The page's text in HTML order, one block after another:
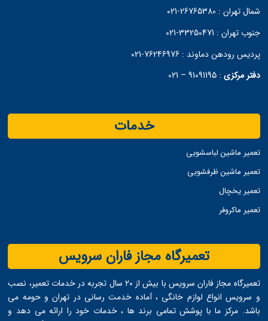
شمال تهران :
جنوب تهران : 33250471-021
پردیس رودهن دماوند :76246976-021
دفتر مرکزی :
91091195 – 021
خدمات
تعمیر ماشین لباسشویی
تعمیر ماشین ظرفشویی
تعمیر یخچال
تعمیر ماکروفر
تعمیرگاه مجاز فاران سرویس
تعمیرگاه مجاز فاران سرویس با بیش از ۲۰ سال تجربه در خدمات تعمیر، نصب
و سرویس انواع لوازم خانگی ، آماده خدمت ‌رسانی در تهران و حومه می
‌باشد. مرکز ما با پوشش تمامی برند ها ، خدمات خود را ارائه می ‌دهد و